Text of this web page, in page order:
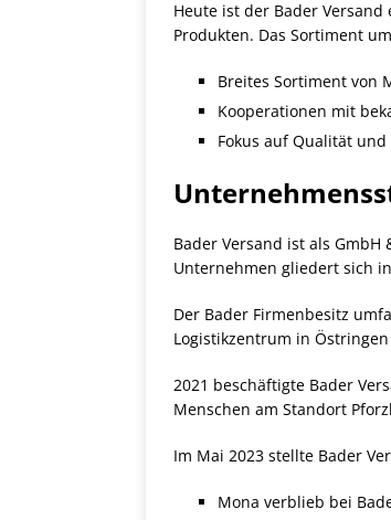
Heute ist der Bader
Produkten. Das Sortiment
Breites Sortiment von
Kooperationen mit
Fokus auf Qualität
Bader Versand ist als
Unternehmen gliedert sich
Der Bader Firmenbesitz
Logistikzentrum in
2021 beschäftigte Bader
Menschen am Standort
Im Mai 2023 stellte Bader
Mona verblieb bei